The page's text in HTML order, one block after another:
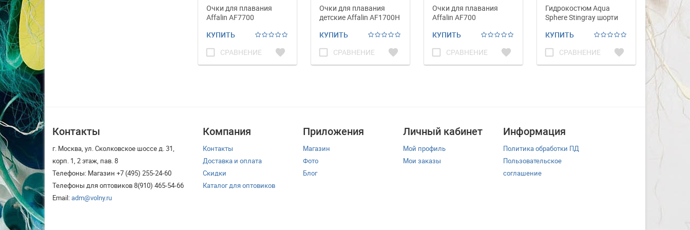
Очки для плавания
Affalin AF7700
КУПИТЬ
check_box_outline_blank СРАВНЕНИЕ favorite
Очки для плавания
детские Affalin AF1700H
КУПИТЬ
check_box_outline_blank СРАВНЕНИЕ favorite
Очки для плавания
Affalin AF700
КУПИТЬ
check_box_outline_blank СРАВНЕНИЕ favorite
Гидрокостюм Aqua
Sphere Stingray шорти
КУПИТЬ
check_box_outline_blank СРАВНЕНИЕ favorite
Доска
Affalin
КУПИТЬ
check_box_outline_blank
Контакты
г. Москва, ул. Сколковское шоссе д. 31,
корп. 1, 2 этаж, пав. 8
Телефоны: Магазин +7 (495) 255-24-60
Телефоны для оптовиков 8(910) 465-54-66
Email:adm@volny.ru
Компания
Контакты
Доставка и оплата
Скидки
Каталог для оптовиков
Приложения
Магазин
Фото
Блог
Личный кабинет
Мой профиль
Мои заказы
Информация
Политика обработки ПД
Пользовательское
соглашение